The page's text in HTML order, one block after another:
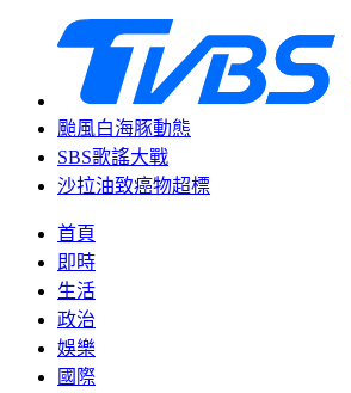
颱風白海豚動態
SBS歌謠大戰
沙拉油致癌物超標
首頁
即時
生活
政治
娛樂
國際